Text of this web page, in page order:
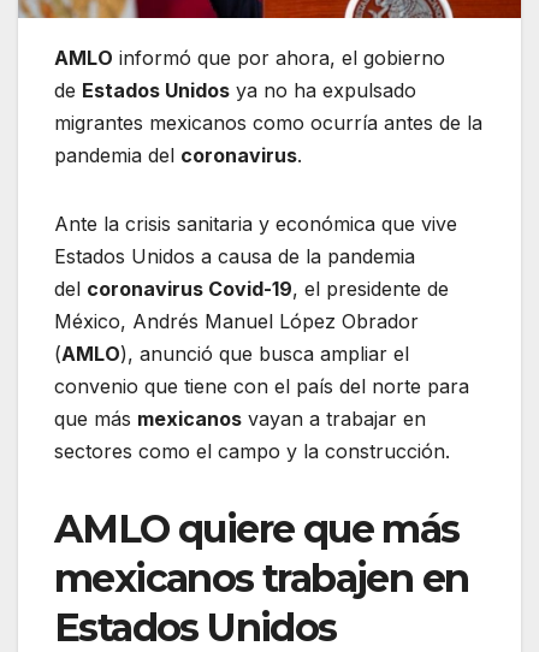
AMLO informó que por ahora, el gobierno
de Estados Unidos ya no ha expulsado
migrantes mexicanos como ocurría antes de la
pandemia del coronavirus.
Ante la crisis sanitaria y económica que vive
Estados Unidos a causa de la pandemia
del coronavirus Covid-19, el presidente de
México, Andrés Manuel López Obrador
(AMLO), anunció que busca ampliar el
convenio que tiene con el país del norte para
que más mexicanos vayan a trabajar en
sectores como el campo y la construcción.
AMLO quiere que más
mexicanos trabajen en
Estados Unidos